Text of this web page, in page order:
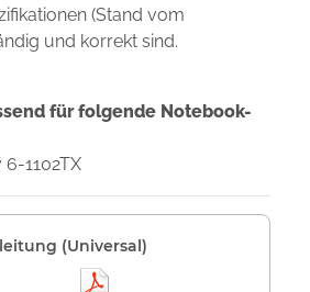
(Stand vom
und korrekt sind.
für folgende Notebook-
1102TX
(Universal)